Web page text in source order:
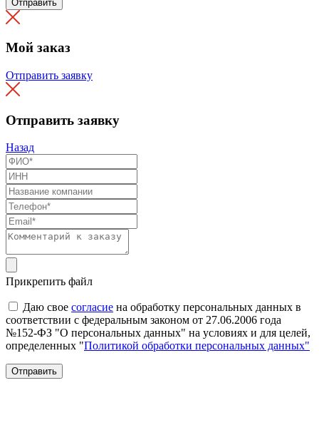
Отправить
Мой заказ
Отправить заявку
Отправить заявку
Назад
Прикрепить файл
Даю свое согласие на обработку персональных данных в
соответствии с федеральным законом от 27.06.2006 года
№152-ФЗ "О персональных данных" на условиях и для целей,
определенных "Политикой обработки персональных данных"
Отправить